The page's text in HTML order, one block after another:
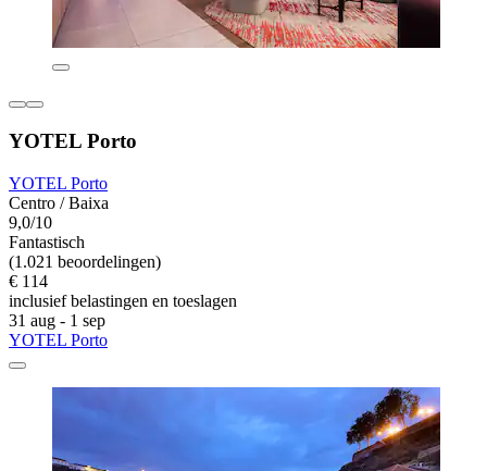
YOTEL Porto
YOTEL Porto
Centro / Baixa
9,0/10
Fantastisch
(1.021 beoordelingen)
€ 114
inclusief belastingen en toeslagen
31 aug - 1 sep
YOTEL Porto